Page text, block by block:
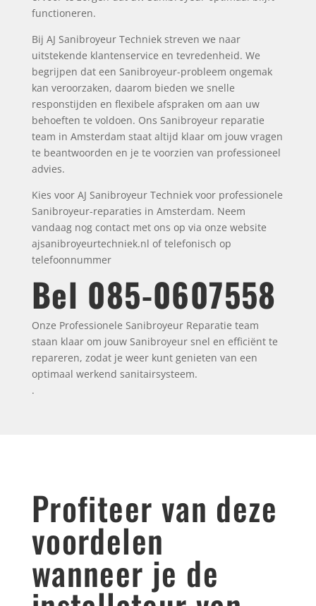
functioneren.
Bij AJ Sanibroyeur Techniek streven we naar
uitstekende klantenservice en tevredenheid. We
begrijpen dat een Sanibroyeur-probleem ongemak
kan veroorzaken, daarom bieden we snelle
responstijden en flexibele afspraken om aan uw
behoeften te voldoen. Ons Sanibroyeur reparatie
team in Amsterdam staat altijd klaar om jouw vragen
te beantwoorden en je te voorzien van professioneel
advies.
Kies voor AJ Sanibroyeur Techniek voor professionele
Sanibroyeur-reparaties in Amsterdam. Neem
vandaag nog contact met ons op via onze website
ajsanibroyeurtechniek.nl of telefonisch op
telefoonnummer
Bel 085-0607558
Onze Professionele Sanibroyeur Reparatie team
staan klaar om jouw Sanibroyeur snel en efficiënt te
repareren, zodat je weer kunt genieten van een
optimaal werkend sanitairsysteem.
.
Profiteer van deze
voordelen
wanneer je de